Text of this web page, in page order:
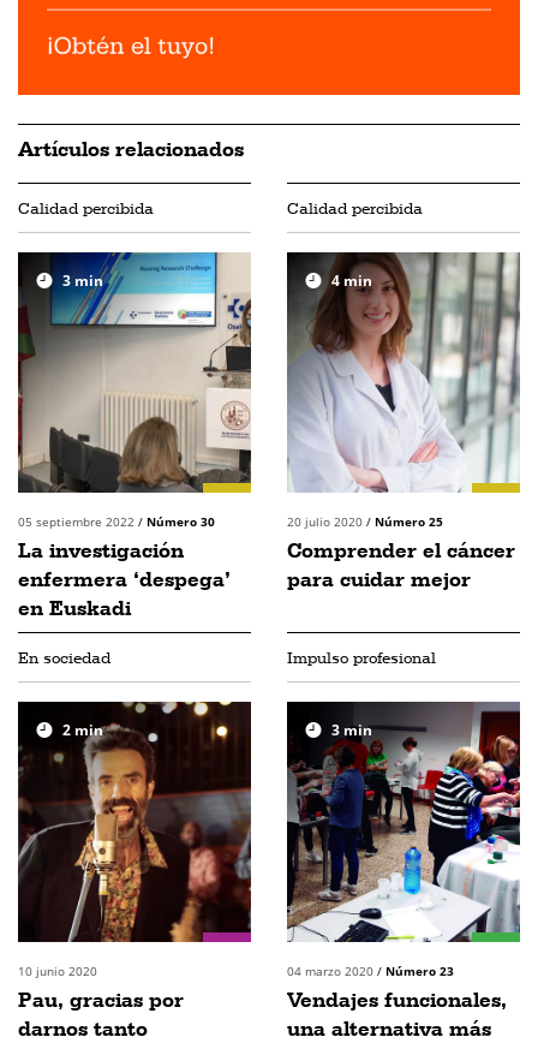
Artículos relacionados
Calidad percibida
3min
05 septiembre 2022 / Número 30
La investigación
enfermera ‘despega’
en Euskadi
Calidad percibida
4 min
20 julio 2020 / Número 25
Comprender el cáncer
para cuidar mejor
En sociedad
2 min
10 junio 2020
Pau, gracias por
darnos tanto
Impulso profesional
3 min
04 marzo 2020 / Número 23
Vendajes funcionales,
una alternativa más